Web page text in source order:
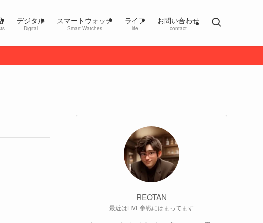
デジタル
Digital
スマートウォッチ
Smart Watches
ライフ
life
お問い合わせ
contact
REOTAN
最近はLIVE参戦にはまってます